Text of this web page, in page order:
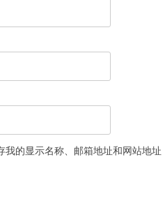
我的显示名称、邮箱地址和网站地址